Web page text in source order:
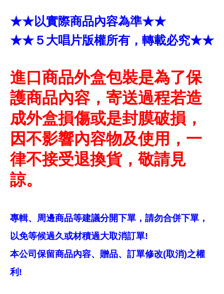
★★以實際商品內容為準★★
★★５大唱片版權所有，轉載必究★★
進口商品外盒包裝是為了保
護商品內容，寄送過程若造
成外盒損傷或是封膜破損，
因不影響內容物及使用，一
律不接受退換貨，敬請見
諒。
專輯、周邊商品等建議分開下單，請勿合併下單，
以免等候過久或材積過大取消訂單!
本公司保留商品內容、贈品、訂單修改(取消)之權
利!